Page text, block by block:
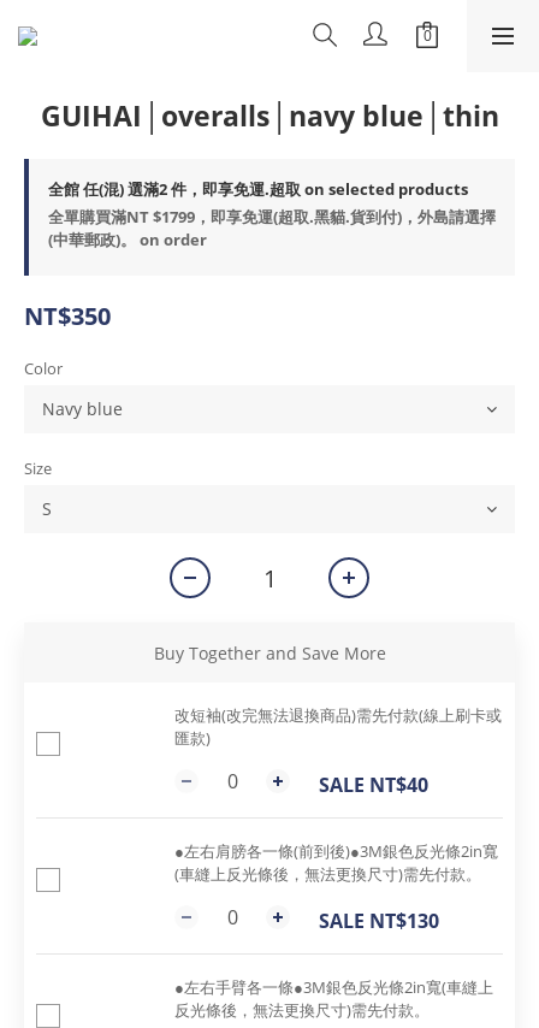
GUIHAI│overalls│navy blue│thin
全館 任(混) 選滿2 件，即享免運.超取 on selected products
全單購買滿NT $1799，即享免運(超取.黑貓.貨到付)，外島請選擇
(中華郵政)。 on order
NT$350
Color
Size
Buy Together and Save More
改短袖(改完無法退換商品)需先付款(線上刷卡或
匯款)
SALE NT$40
●左右肩膀各一條(前到後)●3M銀色反光條2in寬
(車縫上反光條後，無法更換尺寸)需先付款。
SALE NT$130
●左右手臂各一條●3M銀色反光條2in寬(車縫上
反光條後，無法更換尺寸)需先付款。